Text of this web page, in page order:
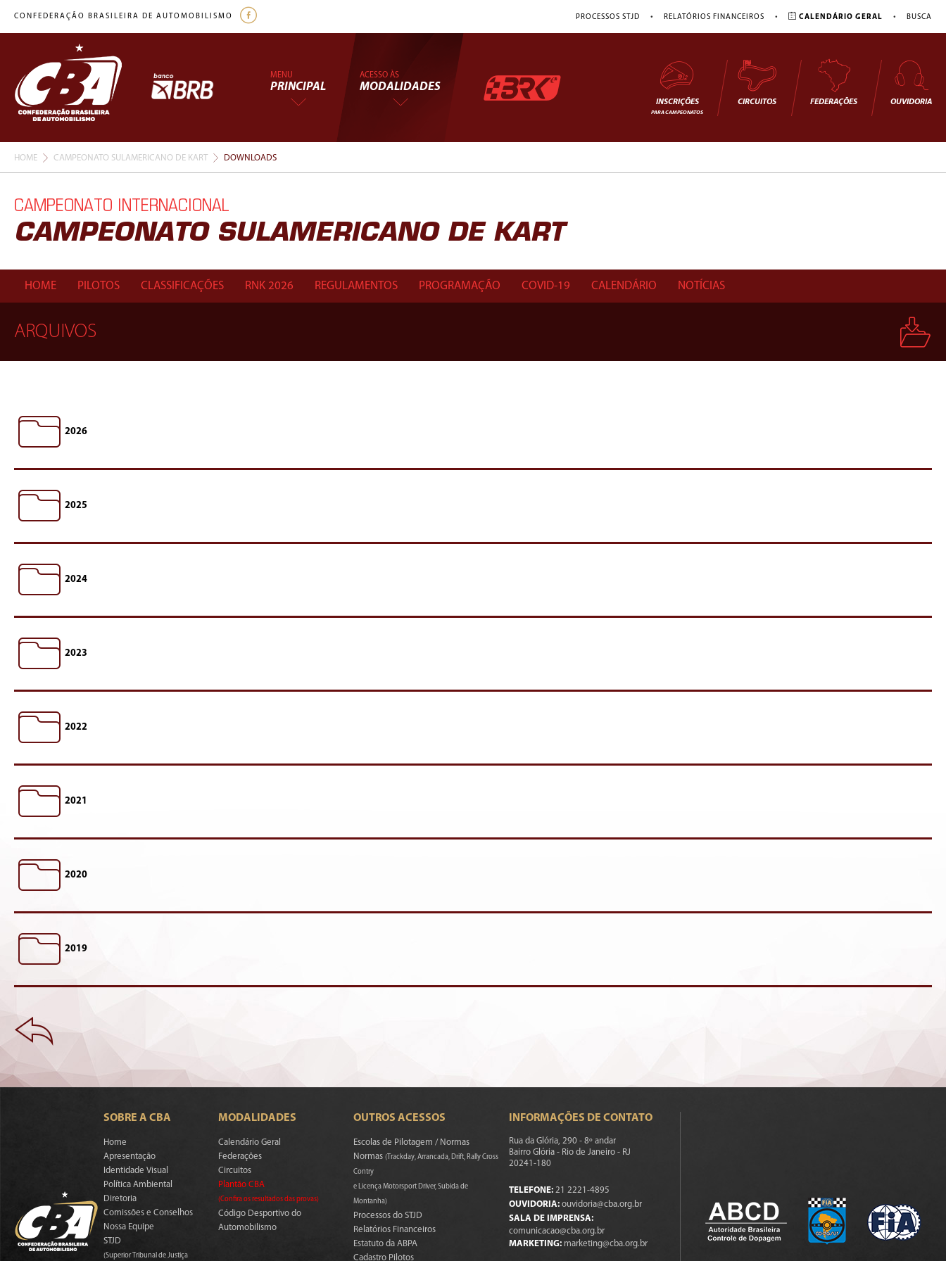
CONFEDERAÇÃO BRASILEIRA DE AUTOMOBILISMO PROCESSOS STJD • RELATÓRIOS FINANCEIROS • CALENDÁRIO GERAL • BUSCA
MENU
PRINCIPAL
ACESSO ÀS
MODALIDADES
INSCRIÇÕES
PARA CAMPEONATOS
CIRCUITOS FEDERAÇÕES OUVIDORIA
HOME CAMPEONATO SULAMERICANO DE KART DOWNLOADS
CAMPEONATO INTERNACIONAL
CAMPEONATO SULAMERICANO DE KART
HOME PILOTOS CLASSIFICAÇÕES RNK 2026 REGULAMENTOS PROGRAMAÇÃO COVID-19 CALENDÁRIO NOTÍCIAS
ARQUIVOS
2026
2025
2024
2023
2022
2021
2020
2019
SOBRE A CBA
Home
Apresentação
Identidade Visual
Política Ambiental
Diretoria
Comissões e Conselhos
Nossa Equipe
STJD
(Superior Tribunal de Justiça
MODALIDADES
Calendário Geral
Federações
Circuitos
Plantão CBA
(Confira os resultados das provas)
Código Desportivo do
Automobilismo
OUTROS ACESSOS
Escolas de Pilotagem / Normas
Normas(Trackday, Arrancada, Drift, Rally Cross
Contry
e Licença Motorsport Driver, Subida de
Montanha)
Processos do STJD
Relatórios Financeiros
Estatuto da ABPA
Cadastro Pilotos
INFORMAÇÕES DE CONTATO
Rua da Glória, 290 - 8º andar
Bairro Glória - Rio de Janeiro - RJ
20241-180
TELEFONE: 21 2221-4895
OUVIDORIA: ouvidoria@cba.org.br
SALA DE IMPRENSA:
comunicacao@cba.org.br
MARKETING: marketing@cba.org.br